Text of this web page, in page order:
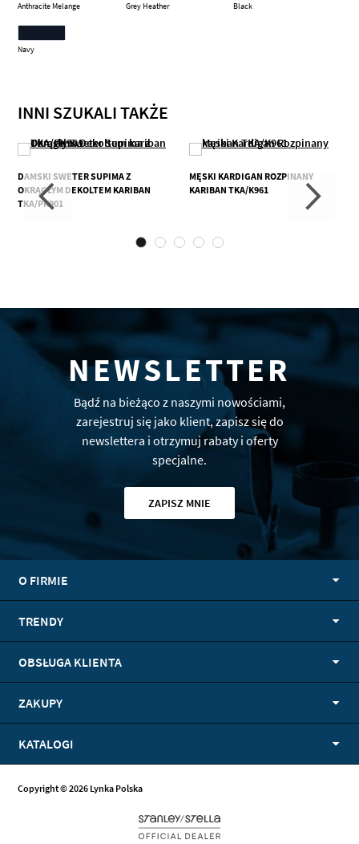
Anthracite Melange Grey Heather Black
Navy
INNI SZUKALI TAKŻE
DAMSKI SWETER SUPIMA Z
OKRĄGŁYM DEKOLTEM KARIBAN
TKA/PK901
MĘSKI KARDIGAN ROZPINANY
KARIBAN TKA/K961
NEWSLETTER
Bądź na bieżąco z naszymi nowościami,
zarejestruj się jako klient, zapisz się do
newslettera i otrzymuj rabaty i oferty
specjalne.
ZAPISZ MNIE
O FIRMIE
TRENDY
OBSŁUGA KLIENTA
ZAKUPY
KATALOGI
Copyright © 2026 Lynka Polska